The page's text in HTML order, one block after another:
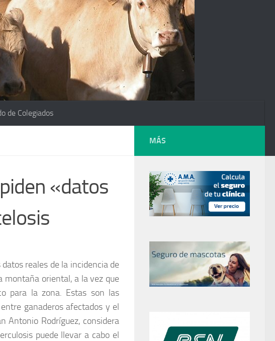
de Colegiados
«datos
reales de la incidencia de
montaña oriental, a la vez que
para la zona. Estas son las
ganaderos afectados y el
Antonio Rodríguez, considera
puede llevar a cabo el
MÁS